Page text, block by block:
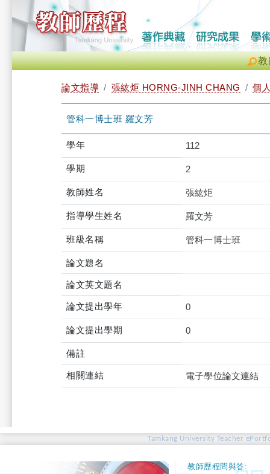
教
論文指導 張紘炬 HORNG-JINH CHANG 個
管科一博士班 羅文芳
學年 112
學期 2
教師姓名 張紘炬
指導學生姓名 羅文芳
班級名稱 管科一博士班
論文題名
論文英文題名
論文提出學年 0
論文提出學期 0
備註
相關連結 電子學位論文連結
Tamkang University Teacher
教師歷程問與答: